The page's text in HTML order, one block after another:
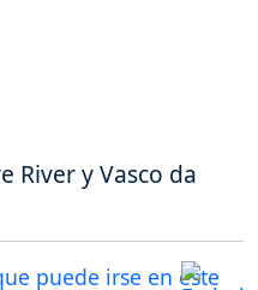
River y Vasco da